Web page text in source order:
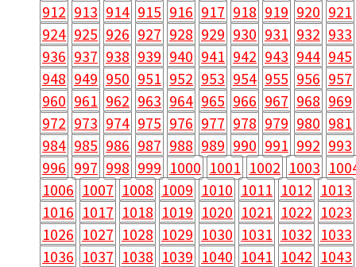
912 913 914 915 916 917 918 919 920 921
924 925 926 927 928 929 930 931 932 933
936 937 938 939 940 941 942 943 944 945
948 949 950 951 952 953 954 955 956 957
960 961 962 963 964 965 966 967 968 969
972 973 974 975 976 977 978 979 980 981
984 985 986 987 988 989 990 991 992 993
996 997 998 999 1000 1001 1002 1003
1006 1007 1008 1009 1010 1011 1012 1013
1016 1017 1018 1019 1020 1021 1022 1023
1026 1027 1028 1029 1030 1031 1032 1033
1036 1037 1038 1039 1040 1041 1042 1043